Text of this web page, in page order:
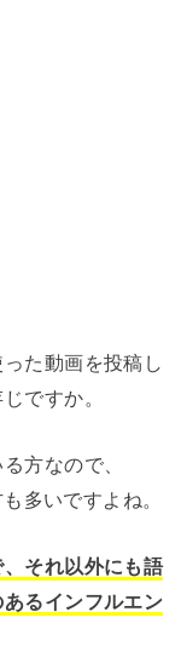
た動画を投稿し
ですか。
方なので、
多いですよね。
それ以外にも語
るインフルエン